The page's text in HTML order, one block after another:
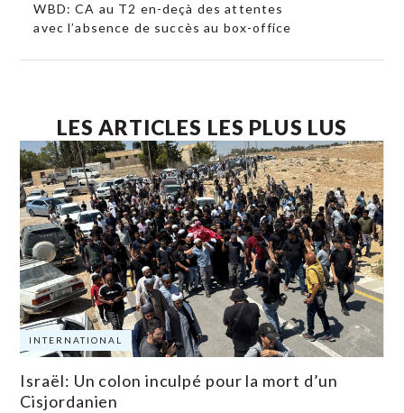
WBD: CA au T2 en-deçà des attentes
avec l’absence de succès au box-office
LES ARTICLES LES PLUS LUS
INTERNATIONAL
Israël: Un colon inculpé pour la mort d’un
Cisjordanien